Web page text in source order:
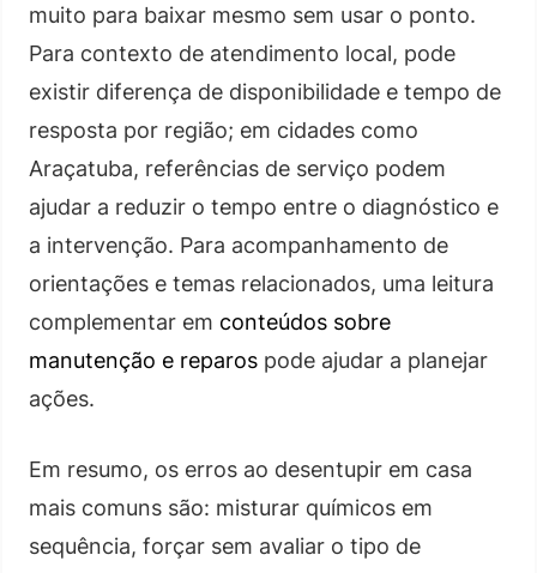
muito para baixar mesmo sem usar o ponto.
Para contexto de atendimento local, pode
existir diferença de disponibilidade e tempo de
resposta por região; em cidades como
Araçatuba, referências de serviço podem
ajudar a reduzir o tempo entre o diagnóstico e
a intervenção. Para acompanhamento de
orientações e temas relacionados, uma leitura
complementar em conteúdos sobre
manutenção e reparos pode ajudar a planejar
ações.
Em resumo, os erros ao desentupir em casa
mais comuns são: misturar químicos em
sequência, forçar sem avaliar o tipo de